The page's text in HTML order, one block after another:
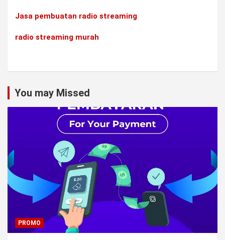
Jasa pembuatan radio streaming
radio streaming murah
You may Missed
PROMO